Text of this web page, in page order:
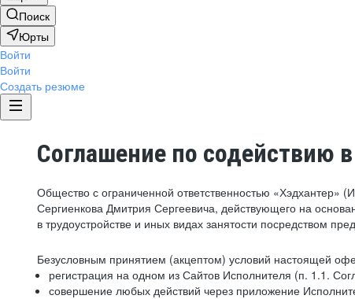
Поиск
Юрты
Войти
Войти
Создать резюме
Соглашение по содействию
Общество с ограниченной ответственностью
Сергиенкова Дмитрия Сергеевича, действующего на
в трудоустройстве и иных видах занятости посредством
Безусловным принятием (акцептом) условий настоящей
регистрация на одном из Сайтов Исполнителя (п. 1.1.
совершение любых действий через приложение